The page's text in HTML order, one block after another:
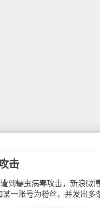
击
蠕虫病毒攻击，新浪微
一账号为粉丝，并发出多